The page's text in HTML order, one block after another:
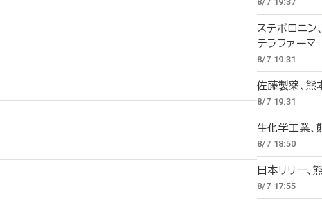
ステボロニ
テラファーマ
8/7 19:31
佐藤製薬、
8/7 19:31
生化学工業
8/7 18:50
日本リリー
8/7 17:55